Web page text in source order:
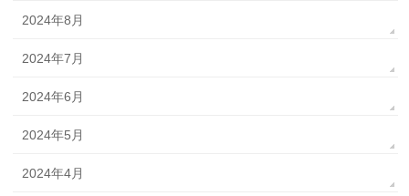
2024年8月
2024年7月
2024年6月
2024年5月
2024年4月